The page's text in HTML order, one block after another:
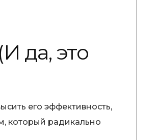
да, это
его эффективность,
который радикально